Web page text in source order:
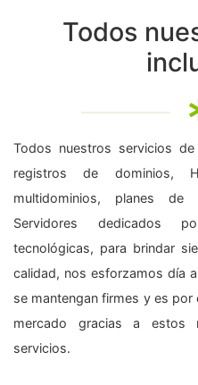
Todos
Todos nuestros servicios
registros de dominios,
multidominios, planes de
Servidores dedicados
tecnológicas, para brindar
calidad, nos esforzamos día
se mantengan firmes y es
mercado gracias a estos
servicios.